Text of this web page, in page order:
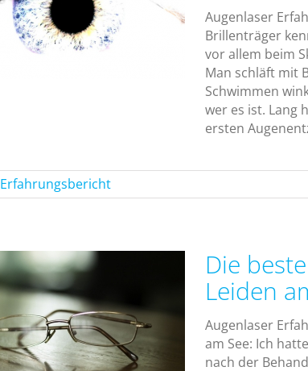
Augenlaser
Brillenträger
vor allem beim
Man schläft mit
Schwimmen
wer es ist. Lang
ersten
Erfahrungsbericht
Die
Leiden
Augenlaser
am See: Ich
nach der